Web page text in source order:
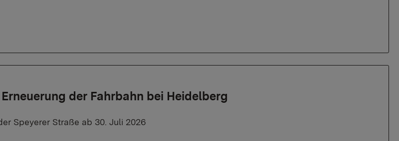
der Fahrbahn bei Heidelberg
Speyerer Straße ab 30. Juli 2026